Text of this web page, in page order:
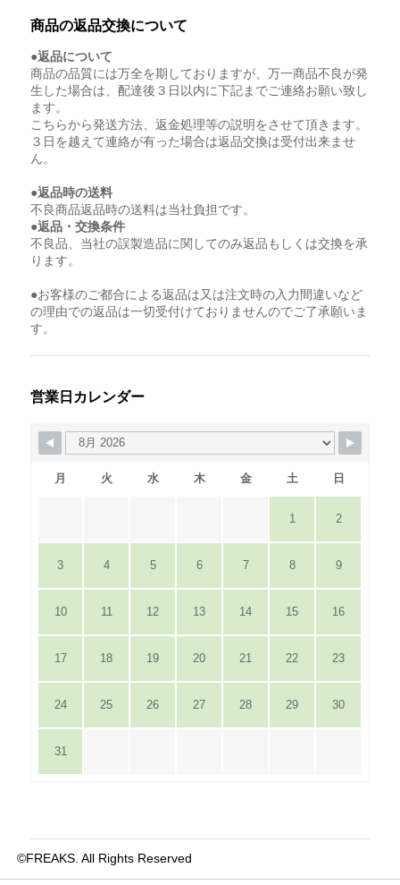
商品の返品交換について
●返品について
商品の品質には万全を期しておりますが、万一商品不良が発
生した場合は、配達後３日以内に下記までご連絡お願い致し
ます。
こちらから発送方法、返金処理等の説明をさせて頂きます。
３日を越えて連絡が有った場合は返品交換は受付出来ませ
ん。
●返品時の送料
不良商品返品時の送料は当社負担です。
●返品・交換条件
不良品、当社の誤製造品に関してのみ返品もしくは交換を承
ります。
●お客様のご都合による返品は又は注文時の入力間違いなど
の理由での返品は一切受付けておりませんのでご了承願いま
す。
営業日カレンダー
月 火 水 木 金 土 日
1 2
3 4 5 6 7 8 9
10 11 12 13 14 15 16
17 18 19 20 21 22 23
24 25 26 27 28 29 30
31
©FREAKS. All Rights Reserved